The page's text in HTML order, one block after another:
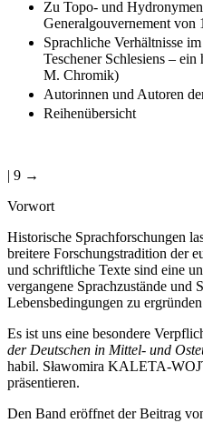
Zu Topo- und
Generalgouvernement von
Sprachliche Verhältnisse
Teschener Schlesiens –
M. Chromik)
Autorinnen und Autoren
Reihenübersicht
| 9 →
Vorwort
Historische Sprachforschungen
breitere Forschungstradition der
und schriftliche Texte sind eine
vergangene Sprachzustände und
Lebensbedingungen zu
Es ist uns eine besondere
der Deutschen in Mittel- und
habil. Sławomira KALETA-W
präsentieren.
Den Band eröffnet der Beitrag